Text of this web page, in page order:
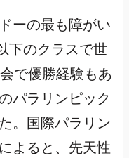
ーの最も障がい
下のクラスで世
で優勝経験もあ
パラリンピック
。国際パラリン
よると、先天性